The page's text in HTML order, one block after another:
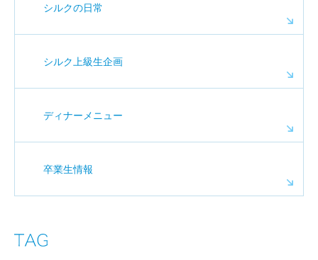
シルクの日常
シルク上級生企画
ディナーメニュー
卒業生情報